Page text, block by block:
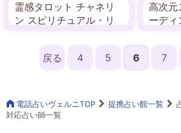
霊感タロット チャネリ
ン スピリチュアル・リ
高次元
ーディ
タロ
戻る 4 5 6 7
電話占いヴェルニTOP 提携占い館一覧
対応占い師一覧